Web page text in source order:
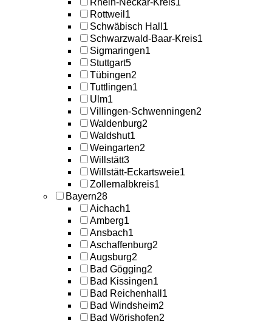
Rhein-Neckar-Kreis1
Rottweil 1
Schwäbisch Hall 1
Schwarzwald-Baar-Kreis1
Sigmaringen1
Stuttgart5
Tübingen2
Tuttlingen1
Ulm1
Villingen-Schwenningen2
Waldenburg2
Waldshut1
Weingarten2
Willstätt3
Willstätt-Eckartsweie1
Zollernalbkreis1
Bayern28
Aichach1
Amberg1
Ansbach1
Aschaffenburg2
Augsburg2
Bad Gögging2
Bad Kissingen1
Bad Reichenhall 1
Bad Windsheim2
Bad Wörishofen2